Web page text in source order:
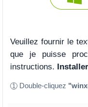
Veuillez fournir le
que je puisse
instructions. Installer
1 Double-cliquez